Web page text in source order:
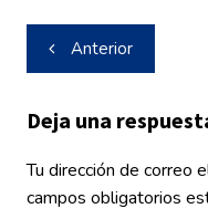
Navegación
de
entradas
Anterior
Deja una
Tu dirección de correo
campos obligatorios